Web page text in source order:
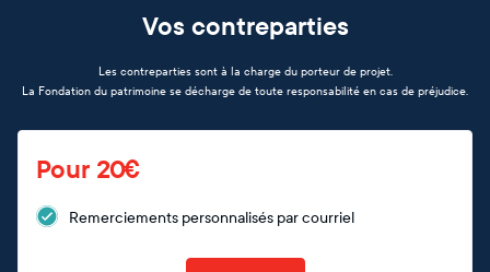
Vos contreparties
Les contreparties sont à la charge du porteur de projet.
La Fondation du patrimoine se décharge de toute responsabilité en cas de préjudice.
Pour 20€
Remerciements personnalisés par courriel